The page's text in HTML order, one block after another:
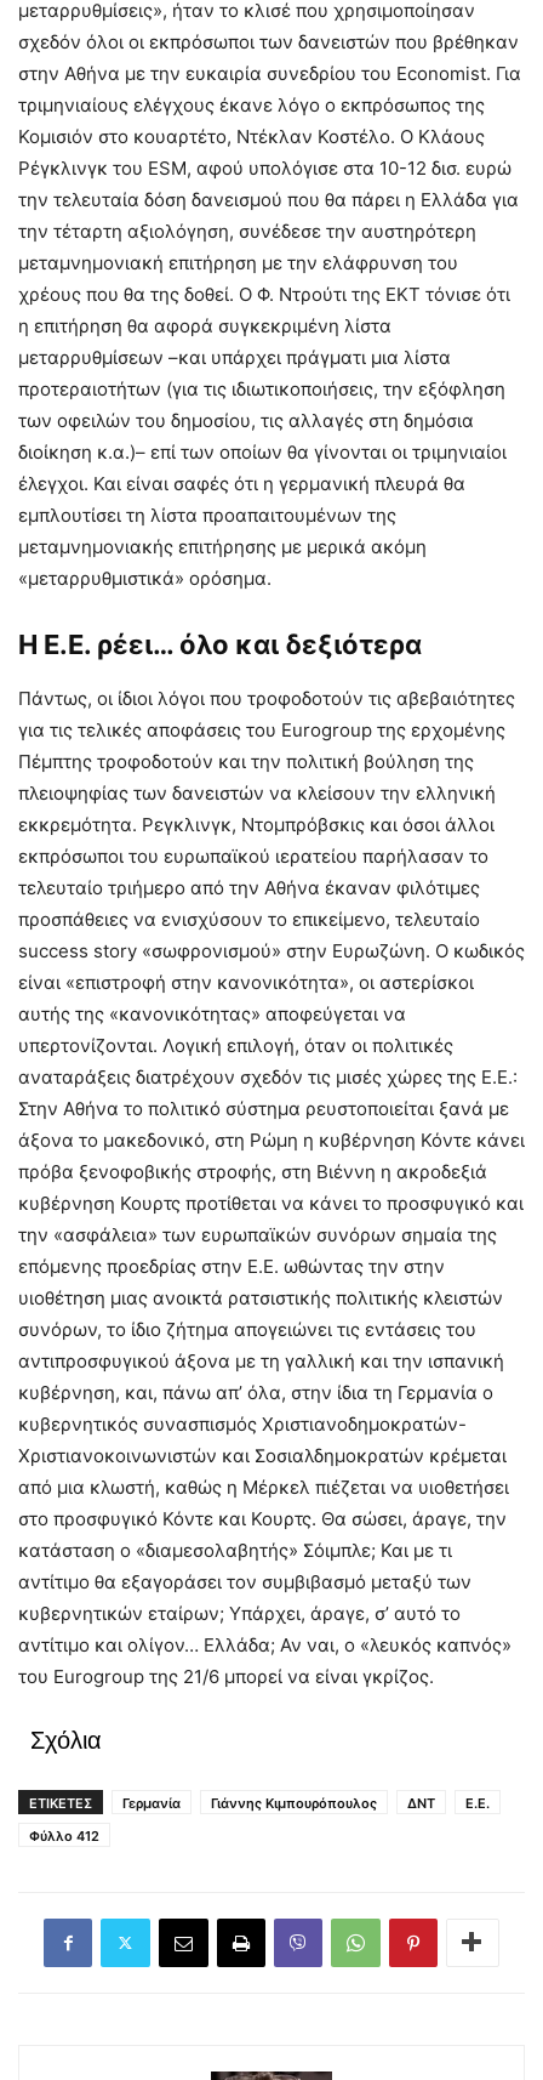
μεταρρυθμίσεις», ήταν το κλισέ που χρησιμοποίησαν
σχεδόν όλοι οι εκπρόσωποι των δανειστών που βρέθηκαν
στην Αθήνα με την ευκαιρία συνεδρίου του Economist. Για
τριμηνιαίους ελέγχους έκανε λόγο ο εκπρόσωπος της
Κομισιόν στο κουαρτέτο, Ντέκλαν Κοστέλο. Ο Κλάους
Ρέγκλινγκ του ESM, αφού υπολόγισε στα 10-12 δισ. ευρώ
την τελευταία δόση δανεισμού που θα πάρει η Ελλάδα για
την τέταρτη αξιολόγηση, συνέδεσε την αυστηρότερη
μεταμνημονιακή επιτήρηση με την ελάφρυνση του
χρέους που θα της δοθεί. Ο Φ. Ντρούτι της ΕΚΤ τόνισε ότι
η επιτήρηση θα αφορά συγκεκριμένη λίστα
μεταρρυθμίσεων –και υπάρχει πράγματι μια λίστα
προτεραιοτήτων (για τις ιδιωτικοποιήσεις, την εξόφληση
των οφειλών του δημοσίου, τις αλλαγές στη δημόσια
διοίκηση κ.α.)– επί των οποίων θα γίνονται οι τριμηνιαίοι
έλεγχοι. Και είναι σαφές ότι η γερμανική πλευρά θα
εμπλουτίσει τη λίστα προαπαιτουμένων της
μεταμνημονιακής επιτήρησης με μερικά ακόμη
«μεταρρυθμιστικά» ορόσημα.
Η Ε.Ε. ρέει… όλο και δεξιότερα
Πάντως, οι ίδιοι λόγοι που τροφοδοτούν τις αβεβαιότητες
για τις τελικές αποφάσεις του Eurogroup της ερχομένης
Πέμπτης τροφοδοτούν και την πολιτική βούληση της
πλειοψηφίας των δανειστών να κλείσουν την ελληνική
εκκρεμότητα. Ρεγκλινγκ, Ντομπρόβσκις και όσοι άλλοι
εκπρόσωποι του ευρωπαϊκού ιερατείου παρήλασαν το
τελευταίο τριήμερο από την Αθήνα έκαναν φιλότιμες
προσπάθειες να ενισχύσουν το επικείμενο, τελευταίο
success story «σωφρονισμού» στην Ευρωζώνη. Ο κωδικός
είναι «επιστροφή στην κανονικότητα», οι αστερίσκοι
αυτής της «κανονικότητας» αποφεύγεται να
υπερτονίζονται. Λογική επιλογή, όταν οι πολιτικές
αναταράξεις διατρέχουν σχεδόν τις μισές χώρες της Ε.Ε.:
Στην Αθήνα το πολιτικό σύστημα ρευστοποιείται ξανά με
άξονα το μακεδονικό, στη Ρώμη η κυβέρνηση Κόντε κάνει
πρόβα ξενοφοβικής στροφής, στη Βιέννη η ακροδεξιά
κυβέρνηση Κουρτς προτίθεται να κάνει το προσφυγικό και
την «ασφάλεια» των ευρωπαϊκών συνόρων σημαία της
επόμενης προεδρίας στην Ε.Ε. ωθώντας την στην
υιοθέτηση μιας ανοικτά ρατσιστικής πολιτικής κλειστών
συνόρων, το ίδιο ζήτημα απογειώνει τις εντάσεις του
αντιπροσφυγικού άξονα με τη γαλλική και την ισπανική
κυβέρνηση, και, πάνω απ’ όλα, στην ίδια τη Γερμανία ο
κυβερνητικός συνασπισμός Χριστιανοδημοκρατών-
Χριστιανοκοινωνιστών και Σοσιαλδημοκρατών κρέμεται
από μια κλωστή, καθώς η Μέρκελ πιέζεται να υιοθετήσει
στο προσφυγικό Κόντε και Κουρτς. Θα σώσει, άραγε, την
κατάσταση ο «διαμεσολαβητής» Σόιμπλε; Και με τι
αντίτιμο θα εξαγοράσει τον συμβιβασμό μεταξύ των
κυβερνητικών εταίρων; Υπάρχει, άραγε, σ’ αυτό το
αντίτιμο και ολίγον… Ελλάδα; Αν ναι, ο «λευκός καπνός»
του Eurogroup της 21/6 μπορεί να είναι γκρίζος.
Σχόλια
ΕΤΙΚΕΤΕΣ Γερμανία Γιάννης Κιμπουρόπουλος ΔΝΤ
Ε.Ε.
Φύλλο 412